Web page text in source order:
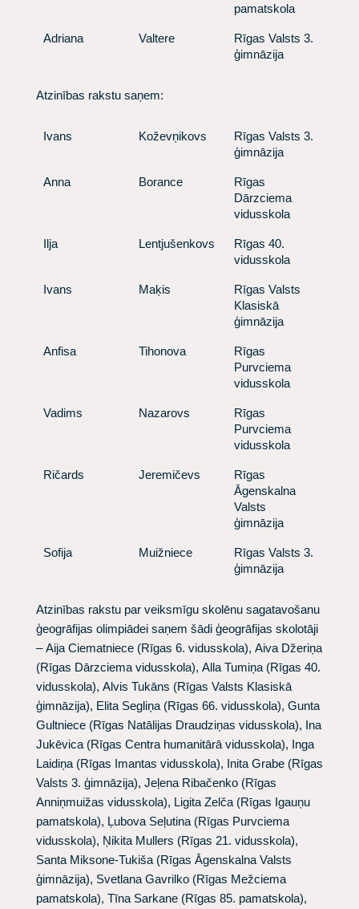
pamatskola
​Adriana ​ Valtere
​ Rīgas Valsts 3.
ģimnāzija
​Atzinības rakstu saņem:
​ Ivans ​ Koževņikovs
​ Rīgas Valsts 3.
ģimnāzija
​Anna ​Borance
​ Rīgas
Dārzciema
vidusskola
​Ilja ​Lentjušenkovs
​ Rīgas 40.
vidusskola
​Ivans ​Maķis
​ Rīgas Valsts
Klasiskā
ģimnāzija
​Anfisa ​Tihonova
​ Rīgas
Purvciema
vidusskola
​Vadims ​Nazarovs
​ Rīgas
Purvciema
vidusskola
​Ričards ​Jeremičevs
​ Rīgas
Āgenskalna
Valsts
ģimnāzija
​Sofija ​Muižniece
​ Rīgas Valsts 3.
ģimnāzija
Atzinības rakstu par veiksmīgu skolēnu sagatavošanu
ģeogrāfijas olimpiādei saņem šādi ģeogrāfijas skolotāji
–Aija Ciematniece (Rīgas 6. vidusskola), Aiva Džeriņa
(Rīgas Dārzciema vidusskola), Alla Tumiņa (Rīgas 40.
vidusskola), Alvis Tukāns (Rīgas Valsts Klasiskā
ģimnāzija), Elita Segliņa (Rīgas 66. vidusskola), Gunta
Gultniece (Rīgas Natālijas Draudziņas vidusskola), Ina
Jukēvica (Rīgas Centra humanitārā vidusskola), Inga
Laidiņa (Rīgas Imantas vidusskola), Inita Grabe (Rīgas
Valsts 3. ģimnāzija), Jeļena Ribačenko (Rīgas
Anniņmuižas vidusskola), Ligita Zelča (Rīgas Igauņu
pamatskola), Ļubova Seļutina (Rīgas Purvciema
vidusskola), Ņikita Mullers (Rīgas 21. vidusskola),
Santa Miksone-Tukiša (Rīgas Āgenskalna Valsts
ģimnāzija), Svetlana Gavrilko (Rīgas Mežciema
pamatskola), Tīna Sarkane (Rīgas 85. pamatskola),